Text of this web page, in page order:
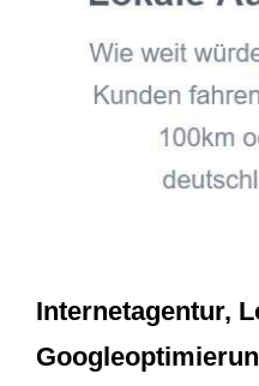
Internetagentur,